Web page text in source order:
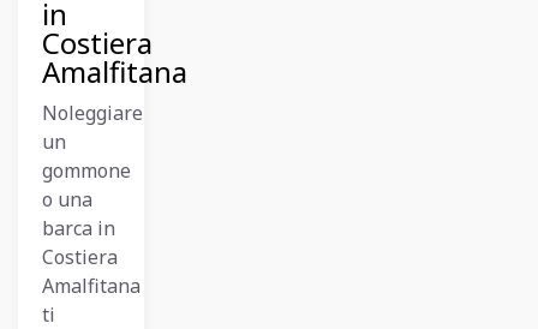
in
Costiera
Amalfitana
Noleggiare
un
gommone
o una
barca in
Costiera
Amalfitana
ti